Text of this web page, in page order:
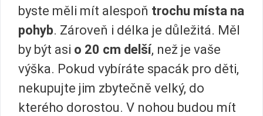
byste měli mít alespoň trochu místa na
pohyb. Zároveň i délka je důležitá. Měl
by být asi o 20 cm delší, než je vaše
výška. Pokud vybíráte spacák pro děti,
nekupujte jim zbytečně velký, do
kterého dorostou. V nohou budou mít